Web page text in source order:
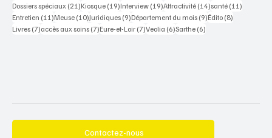
Dossiers spéciaux (21)21 posts
Kiosque (19)19 posts
Interview (19)19 posts
Attractivité (14)14 posts
santé (11)
Entretien (11)11 posts
Meuse (10)10 posts
Juridiques (9)9 posts
Département du mois (9)9 posts
Édito (8)
Livres (7)7 posts
accès aux soins (7)7 posts
Eure-et-Loir (7)7 posts
Veolia (6)6 posts
Sarthe (6)
Contactez-nous